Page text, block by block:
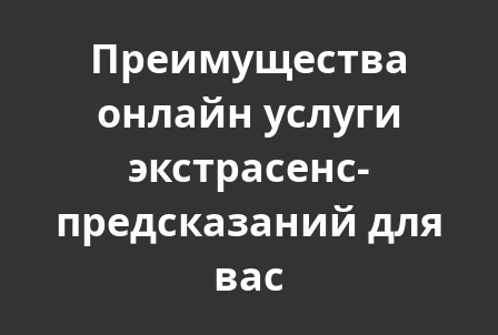
Преимущества
онлайн услуги
экстрасенс-
предсказаний для
вас